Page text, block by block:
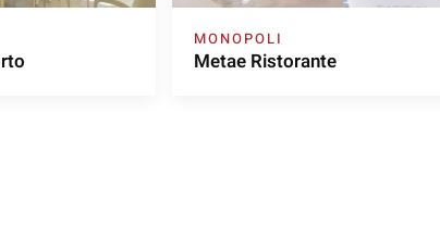
MONOPOLI
Metae Ristorante